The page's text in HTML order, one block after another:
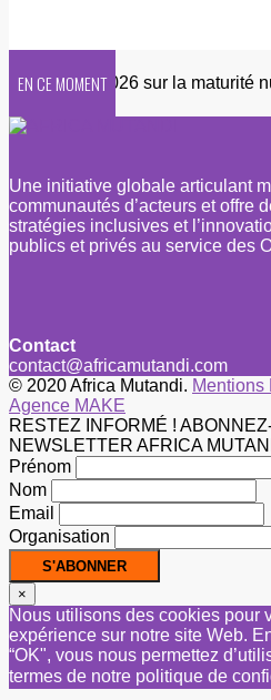
EN CE MOMENT
2026 sur la maturité
Une initiative globale articulant
communautés d’acteurs et offre
stratégies inclusives et
publics et privés au service des
Contact
contact@africamutandi.com
© 2020 Africa Mutandi. Mentions
Agence MAKE
RESTEZ INFORMÉ !
NEWSLETTER AFRICA
Prénom
Nom
Email
Organisation
×
Nous utilisons des cookies pour
expérience sur notre site Web.
“OK", vous nous permettez
termes de notre politique de